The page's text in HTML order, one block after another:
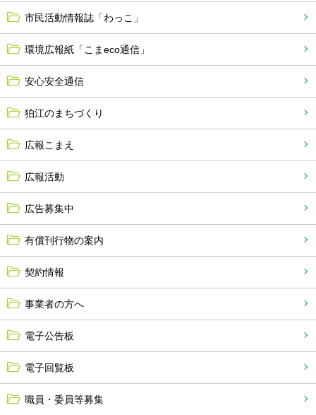
市民活動情報誌「わっこ」
環境広報紙「こまeco通信」
安心安全通信
狛江のまちづくり
広報こまえ
広報活動
広告募集中
有償刊行物の案内
契約情報
事業者の方へ
電子公告板
電子回覧板
職員・委員等募集